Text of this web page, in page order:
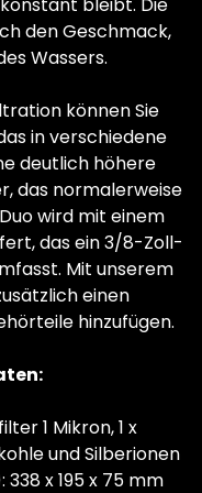
bleibt. Die
den Geschmack,
Wassers.
können Sie
in verschiedene
deutlich höhere
das normalerweise
wird mit einem
das ein 3/8-Zoll-
Mit unserem
einen
hinzufügen.
1 Mikron, 1 x
und Silberionen
338 x 195 x 75 mm